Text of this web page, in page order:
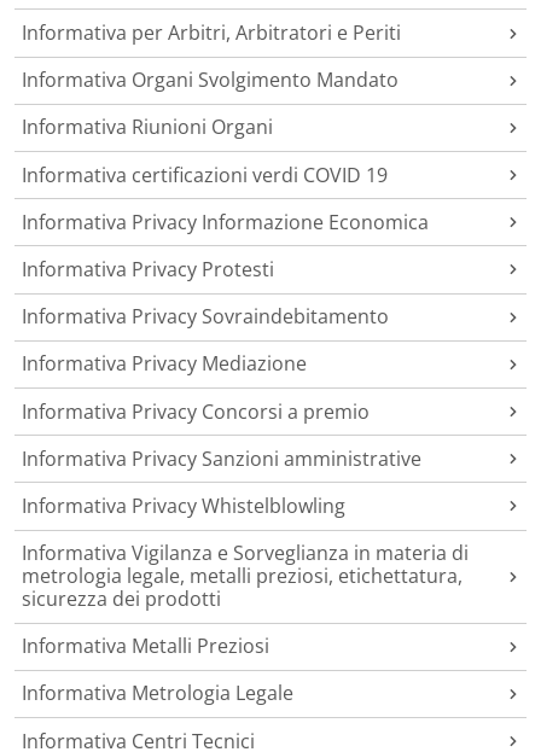
Informativa per Arbitri, Arbitratori e Periti
Informativa Organi Svolgimento Mandato
Informativa Riunioni Organi
Informativa certificazioni verdi COVID 19
Informativa Privacy Informazione Economica
Informativa Privacy Protesti
Informativa Privacy Sovraindebitamento
Informativa Privacy Mediazione
Informativa Privacy Concorsi a premio
Informativa Privacy Sanzioni amministrative
Informativa Privacy Whistelblowling
Informativa Vigilanza e Sorveglianza in materia di
metrologia legale, metalli preziosi, etichettatura,
sicurezza dei prodotti
Informativa Metalli Preziosi
Informativa Metrologia Legale
Informativa Centri Tecnici